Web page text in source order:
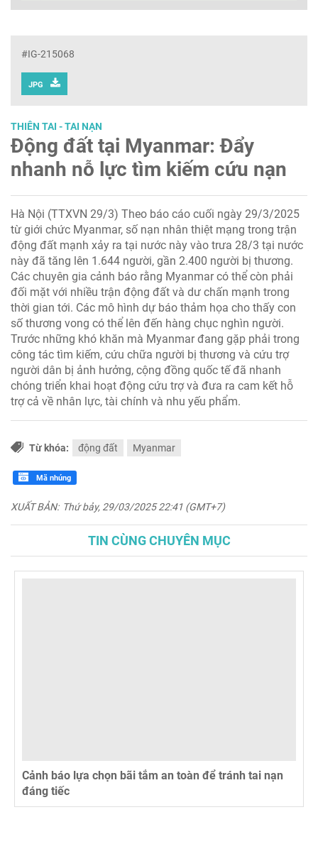
#IG-215068
JPG
THIÊN TAI - TAI NẠN
Động đất tại Myanmar: Đẩy
nhanh nỗ lực tìm kiếm cứu nạn
Hà Nội (TTXVN 29/3) Theo báo cáo cuối ngày 29/3/2025
từ giới chức Myanmar, số nạn nhân thiệt mạng trong trận
động đất mạnh xảy ra tại nước này vào trưa 28/3 tại nước
này đã tăng lên 1.644 người, gần 2.400 người bị thương.
Các chuyên gia cảnh báo rằng Myanmar có thể còn phải
đối mặt với nhiều trận động đất và dư chấn mạnh trong
thời gian tới. Các mô hình dự báo thảm họa cho thấy con
số thương vong có thể lên đến hàng chục nghìn người.
Trước những khó khăn mà Myanmar đang gặp phải trong
công tác tìm kiếm, cứu chữa người bị thương và cứu trợ
người dân bị ảnh hưởng, cộng đồng quốc tế đã nhanh
chóng triển khai hoạt động cứu trợ và đưa ra cam kết hỗ
trợ cả về nhân lực, tài chính và nhu yếu phẩm.
Từ khóa: động đất Myanmar
Mã nhúng
XUẤT BẢN: Thứ bảy, 29/03/2025 22:41 (GMT+7)
TIN CÙNG CHUYÊN MỤC
Cảnh báo lựa chọn bãi tắm an toàn để tránh tai nạn
đáng tiếc